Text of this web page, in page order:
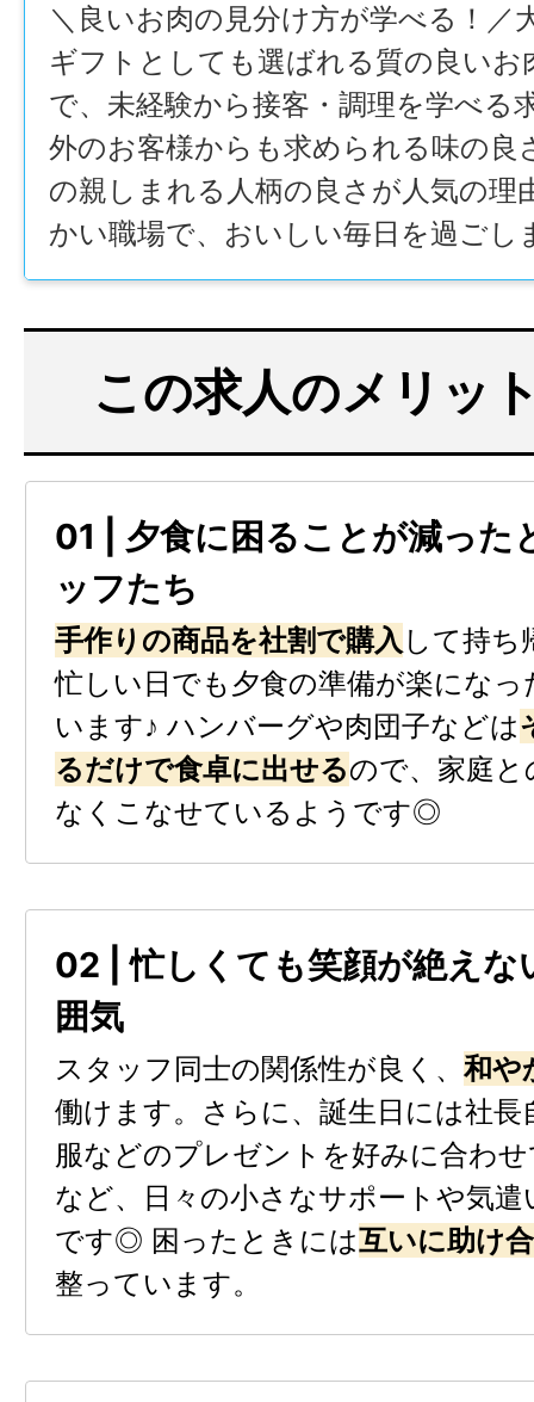
＼良いお肉の見分け方が学べる！／
ギフトとしても選ばれる質の良いお
で、未経験から接客・調理を学べる
外のお客様からも求められる味の良
の親しまれる人柄の良さが人気の
かい職場で、おいしい毎日を過ごし
この求人のメリッ
01 | 夕食に困ることが減った
ッフたち
手作りの商品を社割で購入 して持ち
忙しい日でも夕食の準備が楽にな
います♪ ハンバーグや肉団子などは
るだけで食卓に出せるので、家庭
なくこなせているようです◎
02 | 忙しくても笑顔が絶えな
囲気
スタッフ同士の関係性が良く、 和や
働けます。さらに、誕生日には社長
服などのプレゼントを好みに合わ
など、日々の小さなサポートや気
です◎ 困ったときには互いに助け
整っています。